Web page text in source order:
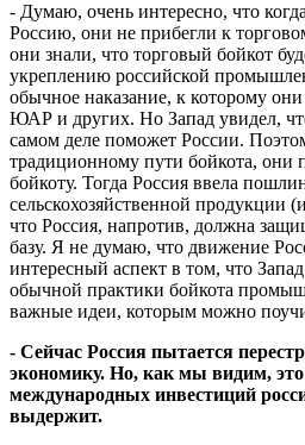
- Думаю, очень интересно, что
Россию, они не прибегли к
они знали, что торговый бойкот
укреплению российской
обычное наказание, к которому
ЮАР и других. Но Запад увидел,
самом деле поможет России.
традиционному пути бойкота, они
бойкоту. Тогда Россия ввела
сельскохозяйственной продукции
что Россия, напротив, должна
базу. Я не думаю, что движение
интересный аспект в том, что
обычной практики бойкота
важные идеи, которым можно
- Сейчас Россия пытается
экономику. Но, как мы видим, это
международных инвестиций
выдержит.